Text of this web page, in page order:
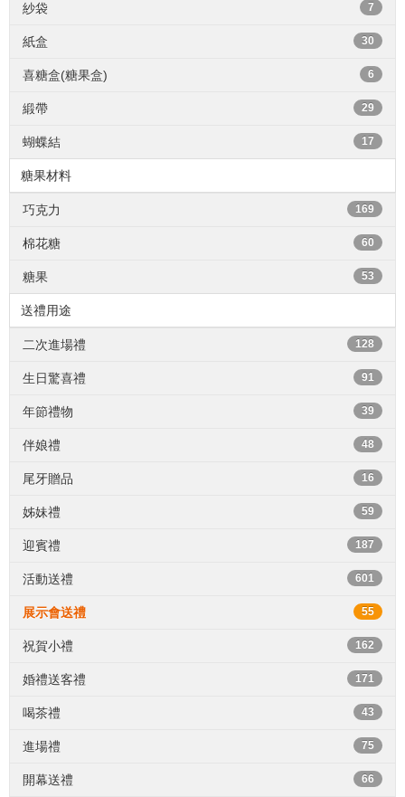
紗袋 7
紙盒 30
喜糖盒(糖果盒) 6
緞帶 29
蝴蝶結 17
糖果材料
巧克力 169
棉花糖 60
糖果 53
送禮用途
二次進場禮 128
生日驚喜禮 91
年節禮物 39
伴娘禮 48
尾牙贈品 16
姊妹禮 59
迎賓禮 187
活動送禮 601
展示會送禮 55
祝賀小禮 162
婚禮送客禮 171
喝茶禮 43
進場禮 75
開幕送禮 66